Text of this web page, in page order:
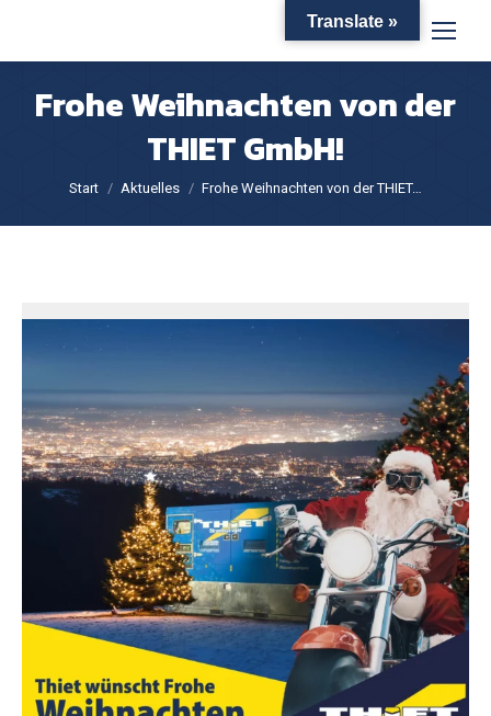
Frohe Weihnachten von der
THIET GmbH!
Sie befinden sich hier:
Start Aktuelles Frohe Weihnachten von der THIET…
Translate »